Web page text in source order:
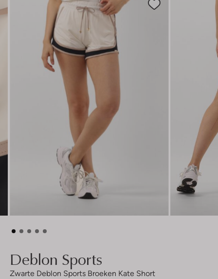
Deblon Sports
Zwarte Deblon Sports Broeken Kate Short